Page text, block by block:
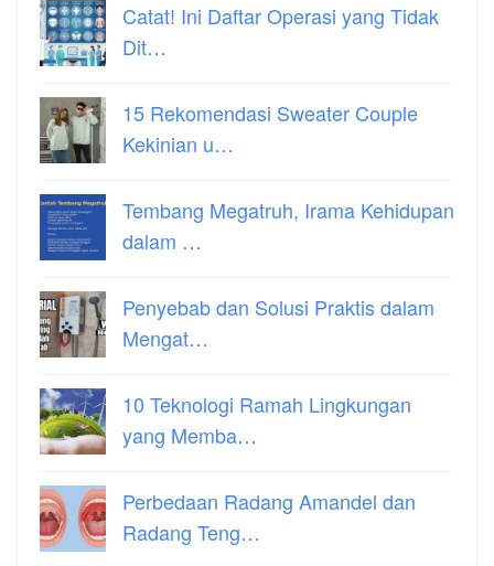
Catat! Ini Daftar Operasi yang Tidak
Dit…
15 Rekomendasi Sweater Couple
Kekinian u…
Tembang Megatruh, Irama Kehidupan
dalam …
Penyebab dan Solusi Praktis dalam
Mengat…
10 Teknologi Ramah Lingkungan
yang Memba…
Perbedaan Radang Amandel dan
Radang Teng…